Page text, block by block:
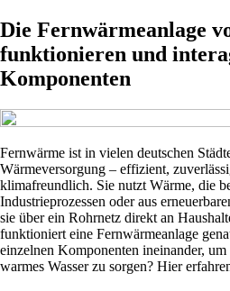
Die Fernwärmeanlage
funktionieren und
Komponenten
Fernwärme ist in vielen deutschen
Wärmeversorgung – effizient,
klimafreundlich. Sie nutzt Wärme, die
Industrieprozessen oder aus
sie über ein Rohrnetz direkt an
funktioniert eine Fernwärmeanlage
einzelnen Komponenten ineinander,
warmes Wasser zu sorgen? Hier